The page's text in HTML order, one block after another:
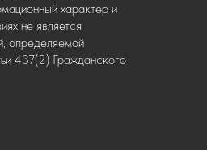
характер и
не является
определяемой
437(2) Гражданского